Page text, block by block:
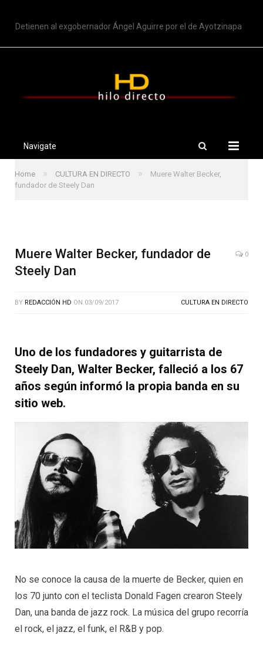
Detienen al exgobernador Ángel Aguirre por el de Ayotzinapa
Navigate
Home » CULTURA EN DIRECTO »
Muere Walter Becker,
fundador de Steely Dan
Muere Walter Becker, fundador de
Steely Dan
0
BY REDACCIÓN HD ON 03/09/2017 CULTURA EN DIRECTO
Uno de los fundadores y guitarrista de
Steely Dan, Walter Becker, falleció a los 67
años según informó la propia banda en su
sitio web.
No se conoce la causa de la muerte de Becker, quien en
los 70 junto con el teclista Donald Fagen crearon Steely
Dan, una banda de jazz rock. La música del grupo recorría
el rock, el jazz, el funk, el R&B y pop.